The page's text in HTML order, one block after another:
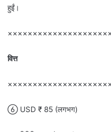
हुईं।
वित्त
 USD ₹ 85 (लगभग)